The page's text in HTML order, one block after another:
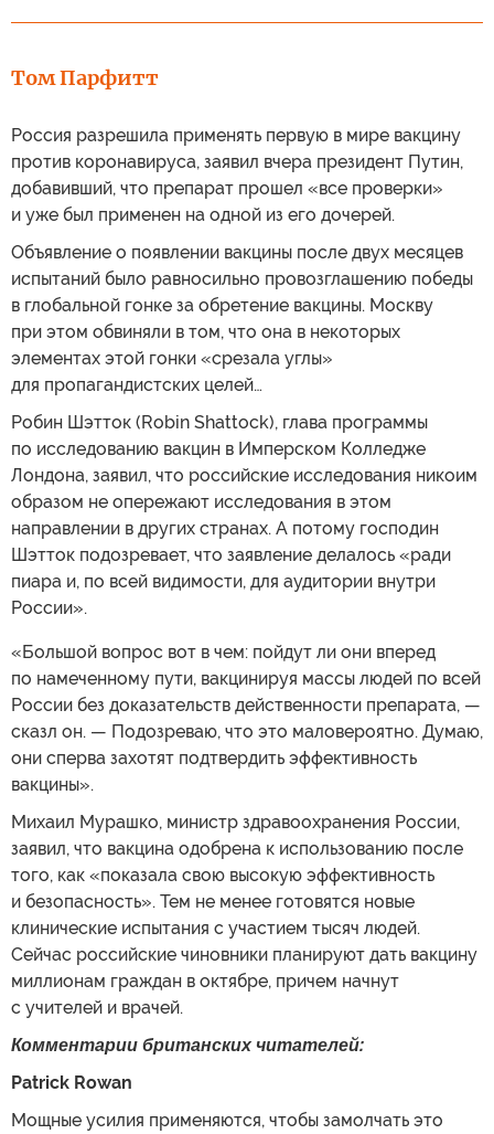
Том Парфитт
Россия разрешила применять первую в мире вакцину
против коронавируса, заявил вчера президент Путин,
добавивший, что препарат прошел «все проверки»
и уже был применен на одной из его дочерей.
Объявление о появлении вакцины после двух месяцев
испытаний было равносильно провозглашению победы
в глобальной гонке за обретение вакцины. Москву
при этом обвиняли в том, что она в некоторых
элементах этой гонки «срезала углы»
для пропагандистских целей…
Робин Шэтток (Robin Shattock), глава программы
по исследованию вакцин в Имперском Колледже
Лондона, заявил, что российские исследования никоим
образом не опережают исследования в этом
направлении в других странах. А потому господин
Шэтток подозревает, что заявление делалось «ради
пиара и, по всей видимости, для аудитории внутри
России».
«Большой вопрос вот в чем: пойдут ли они вперед
по намеченному пути, вакцинируя массы людей по всей
России без доказательств действенности препарата, —
сказл он. — Подозреваю, что это маловероятно. Думаю,
они сперва захотят подтвердить эффективность
вакцины».
Михаил Мурашко, министр здравоохранения России,
заявил, что вакцина одобрена к использованию после
того, как «показала свою высокую эффективность
и безопасность». Тем не менее готовятся новые
клинические испытания с участием тысяч людей.
Сейчас российские чиновники планируют дать вакцину
миллионам граждан в октябре, причем начнут
с учителей и врачей.
Комментарии британских читателей:
Patrick Rowan
Мощные усилия применяются, чтобы замолчать это